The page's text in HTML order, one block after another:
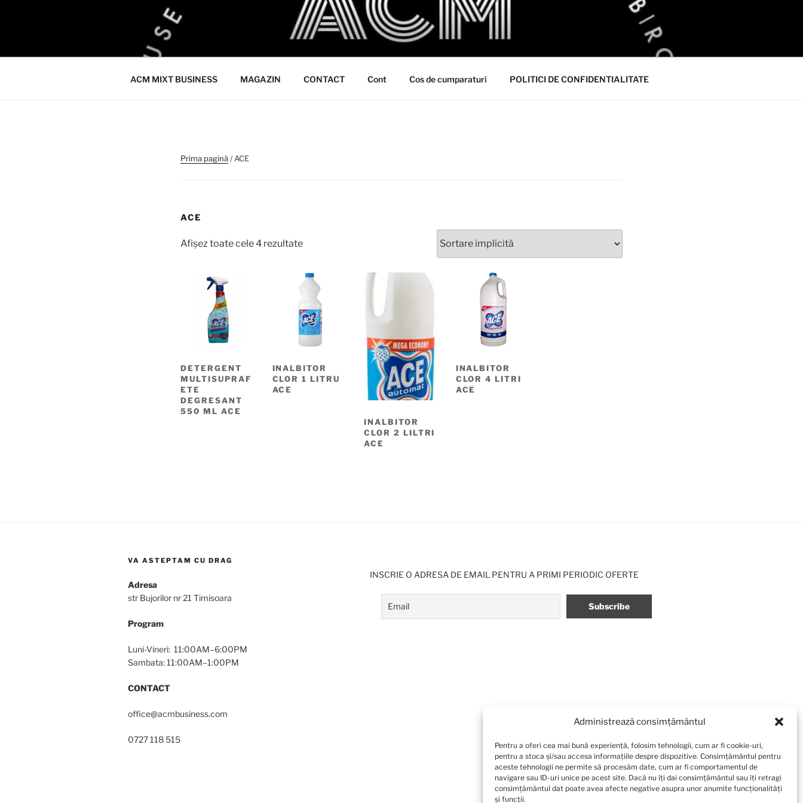
Administrează consimțământul
Pentru a oferi cea mai bună experiență, folosim tehnologii, cum ar fi cookie-uri,
pentru a stoca și/sau accesa informațiile despre dispozitive. Consimțământul pentru
aceste tehnologii ne permite să procesăm date, cum ar fi comportamentul de
navigare sau ID-uri unice pe acest site. Dacă nu îți dai consimțământul sau îți retragi
consimțământul dat poate avea afecte negative asupra unor anumite funcționalități
și funcții.
ACM
ACM VIRTUAL SHOP
ACM MIXT BUSINESS MAGAZIN CONTACT Cont Cos de cumparaturi POLITICI DE CONFIDENTIALITATE
Prima pagină/ ACE
ACE
Afișez toate cele 4 rezultate
DETERGENT
MULTISUPRAF
ETE
DEGRESANT
550 ML ACE
INALBITOR
CLOR 1 LITRU
ACE
INALBITOR
CLOR 2 LILTRI
ACE
INALBITOR
CLOR 4 LITRI
ACE
VA ASTEPTAM CU DRAG
Adresa
str Bujorilor nr 21 Timisoara
Program
Luni-Vineri: 11:00AM–6:00PM
Sambata: 11:00AM–1:00PM
CONTACT
office@acmbusiness.com
0727 118 515
INSCRIE O ADRESA DE EMAIL PENTRU A PRIMI PERIODIC OFERTE